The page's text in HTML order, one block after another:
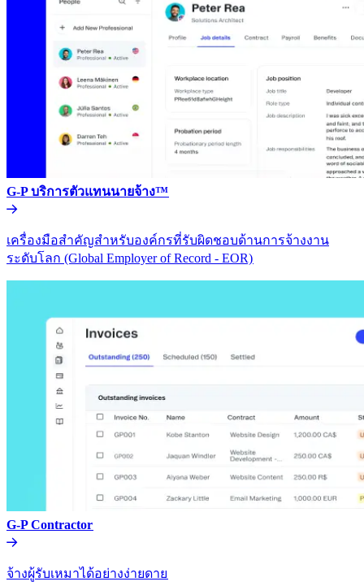
G-P บริการตัวแทนนายจ้าง™​​
เครื่องมือสำคัญสำหรับองค์กรที่รับผิดชอบด้านการจ้างงาน
ระดับโลก (Global Employer of Record - EOR)​​
G-P Contractor​​
จ้างผู้รับเหมาได้อย่างง่ายดาย​​